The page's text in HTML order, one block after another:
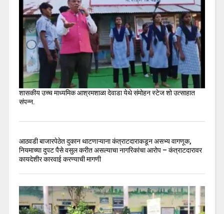
शासकीय उच्च माध्यमिक आश्रमशाळा देवाडा येथे संमोहन स्टेज शो उत्साहात
संपन्न.
आठवडी बाजारपेठेत दुकान थाटणाऱ्याना कंत्राटदाराकडून असभ्य वागणूक,
नियमाच्या दुपट पैसे वसुल करीत असल्याचा नागरिकांचा आरोप – कंत्राटदारावर
कायदेशीर कारवाई करण्याची मागणी